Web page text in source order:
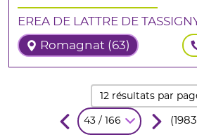
EREA DE LATTRE DE
Romagnat (63)
43 / 166